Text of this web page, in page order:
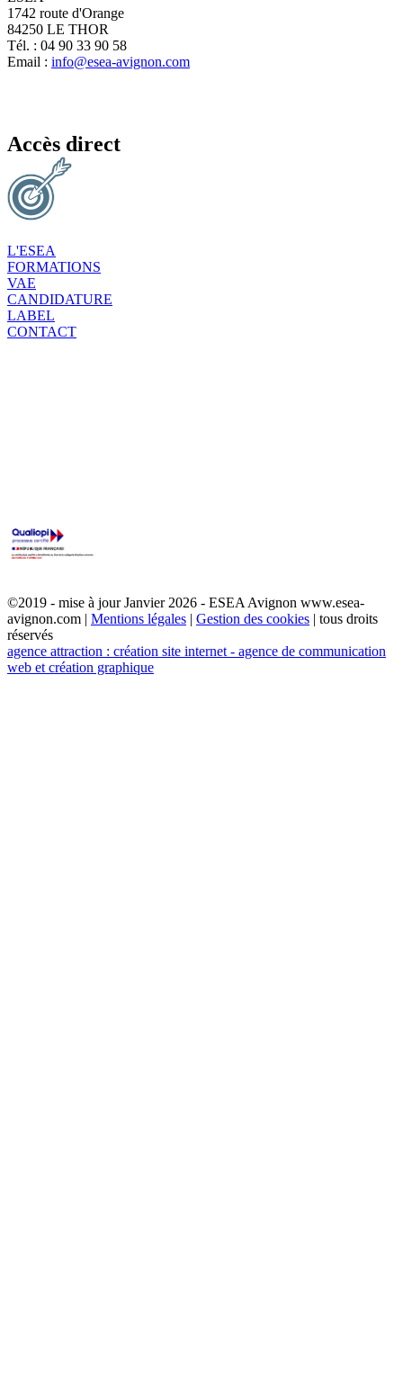
1742 route d'Orange
84250 LE THOR
Tél. : 04 90 33 90 58
Email : info@esea-avignon.com
Accès direct
L'ESEA
FORMATIONS
VAE
CANDIDATURE
LABEL
CONTACT
©2019 - mise à jour Janvier 2026 - ESEA Avignon www.esea-
avignon.com | Mentions légales | Gestion des cookies | tous droits
réservés
agence attraction : création site internet - agence de communication
web et création graphique